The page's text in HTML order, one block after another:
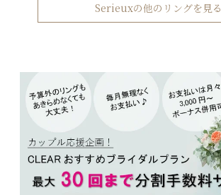
Serieuxの他のリングを見る